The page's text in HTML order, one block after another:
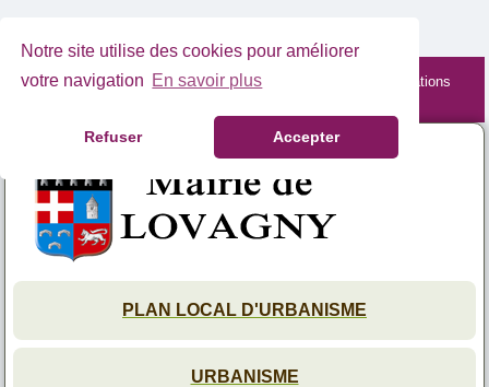
Notre site utilise des cookies pour améliorer
votre navigation En savoir plus
Refuser Accepter
Site mobile en cours de maintenance. Retrouvez les informations
PLAN LOCAL D'URBANISME
URBANISME